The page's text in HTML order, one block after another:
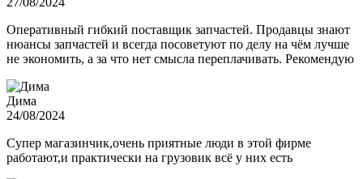
Оперативный гибкий поставщик запчастей. Продавцы знают
нюансы запчастей и всегда посоветуют по делу на чём лучше
не экономить, а за что нет смысла переплачивать. Рекомендую
Дима
24/08/2024
Супер магазинчик,очень приятные люди в этой фирме
работают,и практически на грузовик всё у них есть